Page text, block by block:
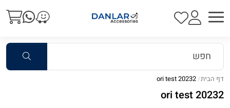
דף הבית ori test 20232
ori test 20232